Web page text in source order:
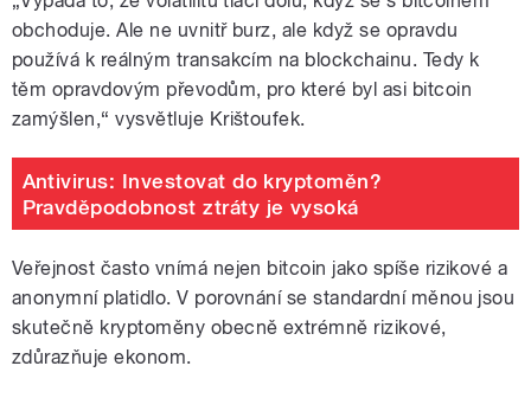
obchoduje. Ale ne uvnitř burz, ale když se opravdu
používá k reálným transakcím na blockchainu. Tedy k
těm opravdovým převodům, pro které byl asi bitcoin
zamýšlen,“ vysvětluje Krištoufek.
Antivirus: Investovat do kryptoměn?
Pravděpodobnost ztráty je vysoká
Veřejnost často vnímá nejen bitcoin jako spíše rizikové a
anonymní platidlo. V porovnání se standardní měnou jsou
skutečně kryptoměny obecně extrémně rizikové,
zdůrazňuje ekonom.